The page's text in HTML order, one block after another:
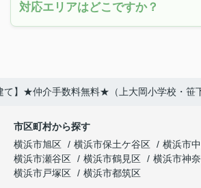
対応エリアはどこですか？
】★仲介手数料無料★（上大岡小学校・笹
市区町村から探す
横浜市旭区
横浜市保土ケ谷区 横浜市
横浜市瀬谷区
横浜市鶴見区 横浜市神
横浜市戸塚区
横浜市都筑区